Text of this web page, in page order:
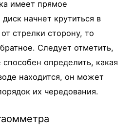
имеет прямое
начнет крутиться в
стрелки сторону, то
Следует отметить,
способен определить, какая
находится, он может
их чередования.